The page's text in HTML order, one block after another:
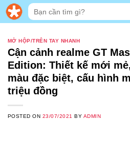
Skip
Tìm
kiếm:
MỞ HỘP/TRÊN TAY NHANH
Cận cảnh realme GT
Edition: Thiết kế mới
màu đặc biệt, cấu hình
triệu đồng
POSTED ON 23/07/2021 BY ADMIN